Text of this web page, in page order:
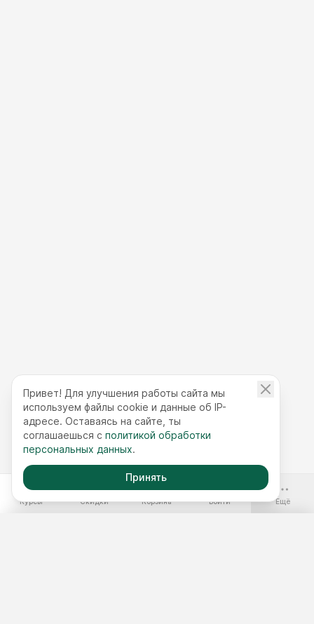
Курсы Скидки Корзина Войти Ещё
Привет! Для улучшения работы сайта мы
используем файлы cookie и данные об IP-
адресе. Оставаясь на сайте, ты
соглашаешься с политикой обработки
персональных данных.
Принять